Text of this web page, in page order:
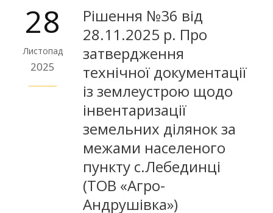
28
Листопад
2025
Рішення №36 від
28.11.2025 р. Про
затвердження
технічної документації
із землеустрою щодо
інвентаризації
земельних ділянок за
межами населеного
пункту с.Лебединці
(ТОВ «Агро-
Андрушівка»)